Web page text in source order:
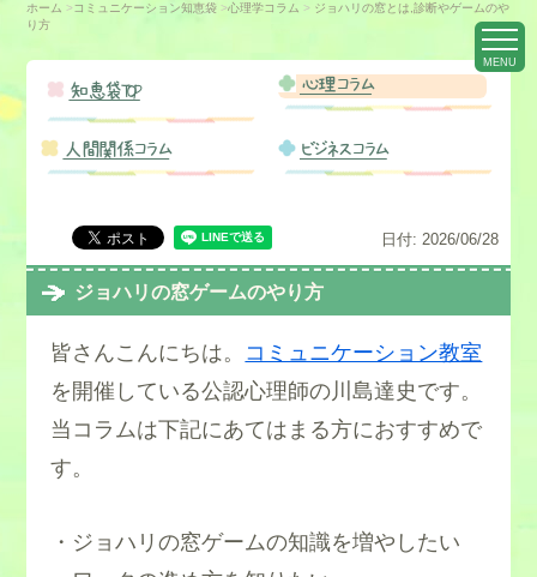
MENU
ホーム >コミュニケーション知恵袋 >心理学コラム > ジョハリの窓とは,診断やゲームのや
り方
知恵袋TOP 心理コラム
人間関係コラム ビジネスコラム
日付: 2026/06/28
ジョハリの窓ゲームのやり方
皆さんこんにちは。 コミュニケーション教室
を開催している公認心理師の川島達史です。
当コラムは下記にあてはまる方におすすめで
す。
・ジョハリの窓ゲームの知識を増やしたい